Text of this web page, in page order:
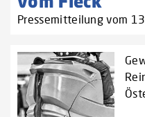
Pressemitteilung vom